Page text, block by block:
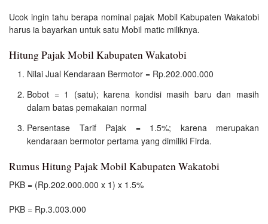
Ucok ingin tahu berapa nominal pajak Mobil Kabupaten Wakatobi
harus ia bayarkan untuk satu Mobil matic miliknya.
Hitung Pajak Mobil Kabupaten Wakatobi
Nilai Jual Kendaraan Bermotor = Rp.202.000.000
Bobot = 1 (satu); karena kondisi masih baru dan masih
dalam batas pemakaian normal
Persentase Tarif Pajak = 1.5%; karena merupakan
kendaraan bermotor pertama yang dimiliki Firda.
Rumus Hitung Pajak Mobil Kabupaten Wakatobi
PKB = (Rp.202.000.000 x 1) x 1.5%
PKB = Rp.3.003.000